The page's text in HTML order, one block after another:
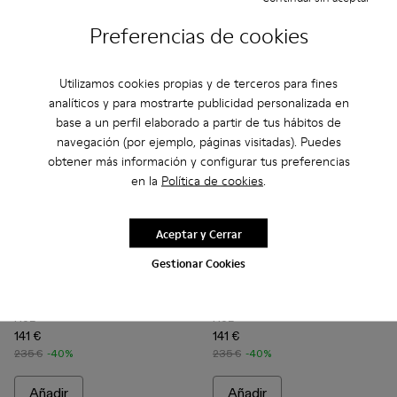
Preferencias de cookies
Utilizamos cookies propias y de terceros para fines
analíticos y para mostrarte publicidad personalizada en
base a un perfil elaborado a partir de tus hábitos de
navegación (por ejemplo, páginas visitadas). Puedes
obtener más información y configurar tus preferencias
en la Política de cookies.
Gestionar Cookies
Aceptar y Cerrar
Roz
141 €
235 € -40%
Añadir
Roz
141 €
235 € -40%
Añadir